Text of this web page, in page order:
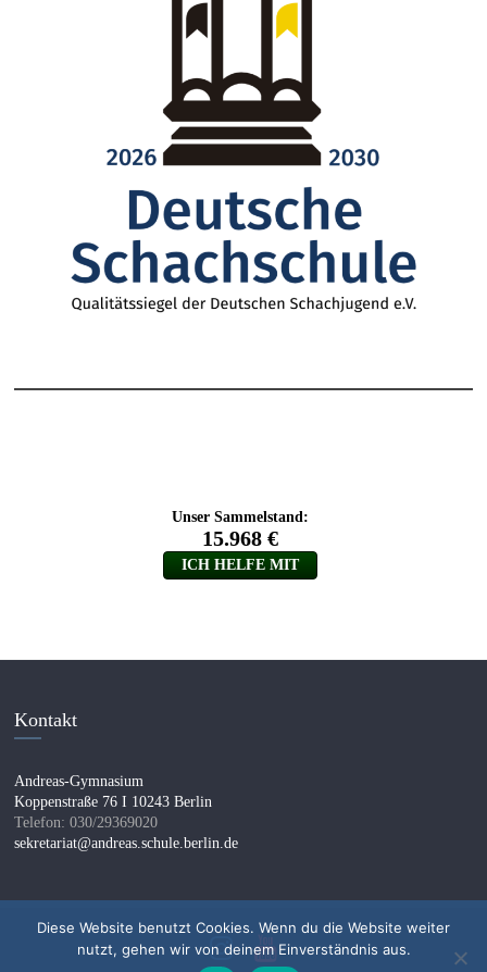
Kontakt
Andreas-Gymnasium
Koppenstraße 76 I 10243 Berlin
Telefon: 030/29369020
sekretariat@andreas.schule.berlin.de
Diese Website benutzt Cookies. Wenn du die Website weiter
nutzt, gehen wir von deinem Einverständnis aus.